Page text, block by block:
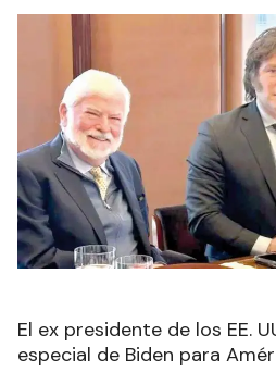
El ex presidente de los EE.
especial de Biden para